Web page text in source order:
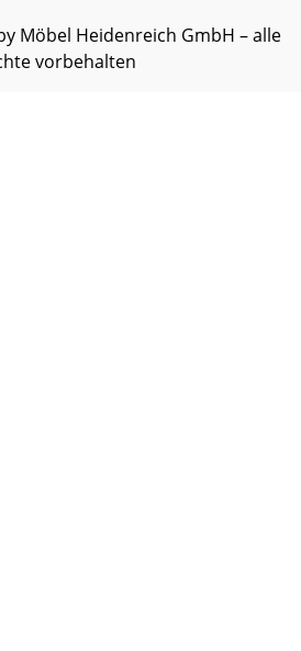
Möbel Heidenreich GmbH – alle
vorbehalten